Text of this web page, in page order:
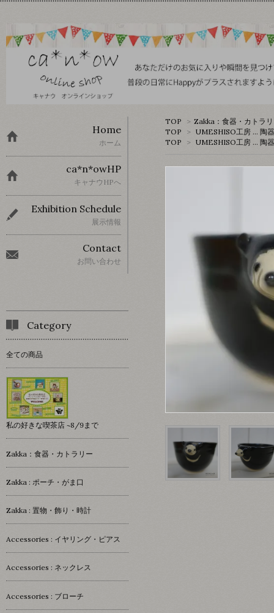
TOP > Zakka：食器・カトラ
TOP
> UMESHISO工房 … 陶器
TOP
> UMESHISO工房 … 陶器
Home
ホーム
ca*n*owHP
キャナウHPへ
Exhibition Schedule
展示情報
Contact
お問い合わせ
Category
全ての商品
私の好きな喫茶店 ~8/9まで
Zakka：食器・カトラリー
Zakka : ポーチ・がま口
Zakka : 置物・飾り・時計
Accessories : イヤリング・ピアス
Accessories : ネックレス
Accessories : ブローチ